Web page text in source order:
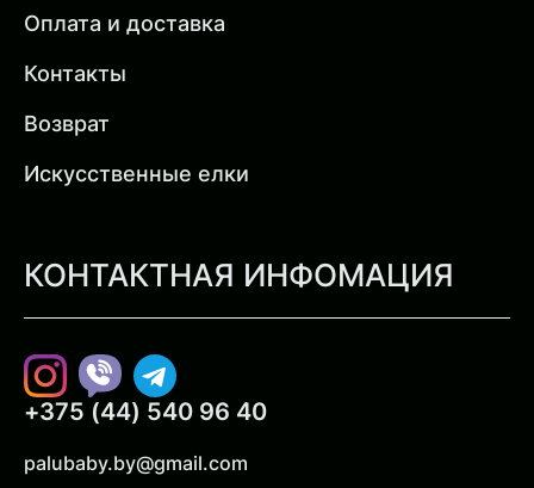
Оплата и доставка
Контакты
Возврат
Искусственные елки
КОНТАКТНАЯ ИНФОМАЦИЯ
Instagram
Viber Telegram
+375 (44) 540 96 40
palubaby.by@gmail.com